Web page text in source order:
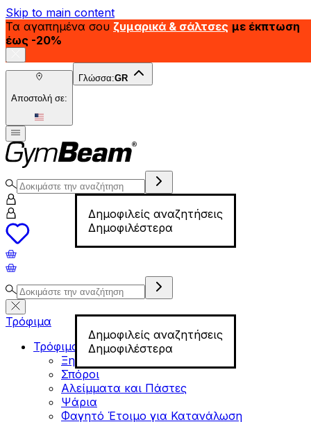
Skip to main content
Τα αγαπημένα σου ζυμαρικά & σάλτσες με έκπτωση
έως -20%
Αποστολή σε:
Γλώσσα:GR
Δημοφιλείς αναζητήσεις
Δημοφιλέστερα
Δημοφιλείς αναζητήσεις
Δημοφιλέστερα
Τρόφιμα
Τρόφιμα για Fitness
Ξηροί Καρποί
Σπόροι
Αλείμματα και Πάστες
Ψάρια
Φαγητό Έτοιμο για Κατανάλωση